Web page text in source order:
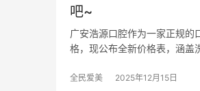
吧~
广安浩源口腔作为一家正规的
格，现公布全新价格表，涵
全民爱美 2025年12月15日